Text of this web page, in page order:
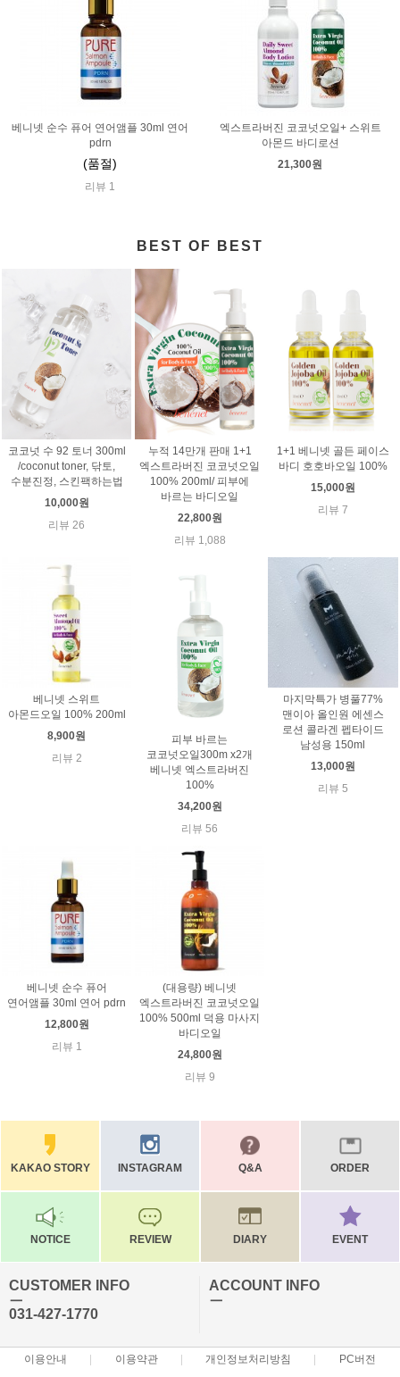
베니넷 순수 퓨어 연어앰플 30ml 연어
pdrn
(품절)
리뷰 1
엑스트라버진 코코넛오일+ 스위트
아몬드 바디로션
21,300원
BEST OF BEST
코코넛 수 92 토너 300ml
/coconut toner, 닦토,
수분진정, 스킨팩하는법
10,000원
리뷰 26
누적 14만개 판매 1+1
엑스트라버진 코코넛오일
100% 200ml/ 피부에
바르는 바디오일
22,800원
리뷰 1,088
1+1 베니넷 골든 페이스
바디 호호바오일 100%
15,000원
리뷰 7
베니넷 스위트
아몬드오일 100% 200ml
8,900원
리뷰 2
피부 바르는
코코넛오일300m x2개
베니넷 엑스트라버진
100%
34,200원
리뷰 56
마지막특가 병풀77%
맨이아 올인원 에센스
로션 콜라겐 펩타이드
남성용 150ml
13,000원
리뷰 5
베니넷 순수 퓨어
연어앰플 30ml 연어 pdrn
12,800원
리뷰 1
(대용량) 베니넷
엑스트라버진 코코넛오일
100% 500ml 덕용 마사지
바디오일
24,800원
리뷰 9
KAKAO STORY INSTAGRAM Q&A ORDER
NOTICE REVIEW DIARY EVENT
CUSTOMER INFO
ㅡ
031-427-1770
ACCOUNT INFO
ㅡ
이용안내 이용약관 개인정보처리방침 PC버전